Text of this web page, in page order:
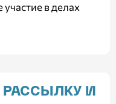
в делах
И